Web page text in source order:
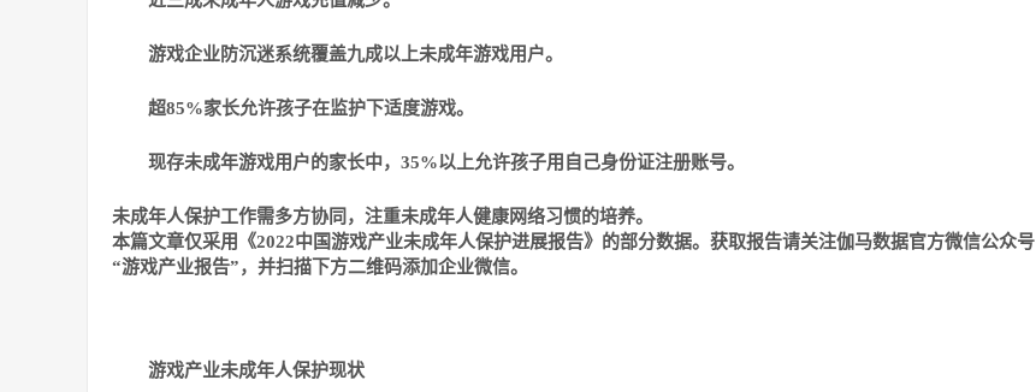
游戏企业防沉迷系统覆盖九成以上未成年游戏用户。
超85%家长允许孩子在监护下适度游戏。
现存未成年游戏用户的家长中，35%以上允许孩子用自己身份证注册账号。
未成年人保护工作需多方协同，注重未成年人健康网络习惯的培养。
本篇文章仅采用《2022中国游戏产业未成年人保护进展报告》的部分数据。获取报告请关注伽马数据官方微信公众号
“游戏产业报告”， 并扫描下方二维码添加企业微信。
游戏产业未成年人保护现状